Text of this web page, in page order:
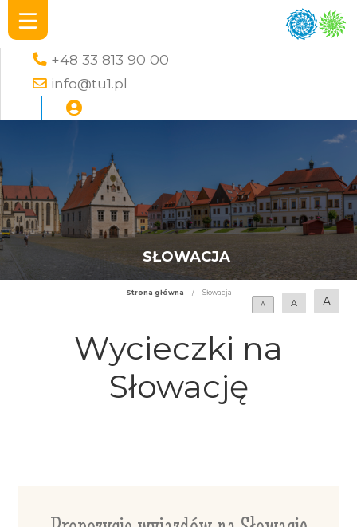
+48 33 813 90 00
info@tu1.pl
SŁOWACJA
Strona główna /
Słowacja
A
A A
Wycieczki na
Słowację